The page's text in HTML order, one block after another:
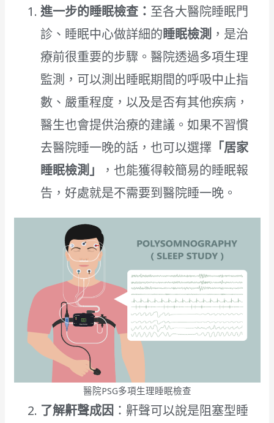
進一步的睡眠檢查： 至各大醫院睡眠門
診、睡眠中心做詳細的睡眠檢測 ，是治
療前很重要的步驟。醫院透過多項生理
監測，可以測出睡眠期間的呼吸中止指
數、嚴重程度，以及是否有其他疾病，
醫生也會提供治療的建議。如果不習慣
去醫院睡一晚的話，也可以選擇 「居家
睡眠檢測」
，也能獲得較簡易的睡眠報
告，好處就是不需要到醫院睡一晚。
醫院PSG多項生理睡眠檢查
了解鼾聲成因 ：鼾聲可以說是阻塞型睡